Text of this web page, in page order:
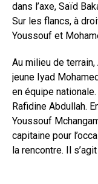
dans l’axe, Saïd
Sur les flancs, à
Youssouf et
Au milieu de
jeune Iyad
en équipe
Rafidine Abdullah.
Youssouf
capitaine pour
la rencontre. Il